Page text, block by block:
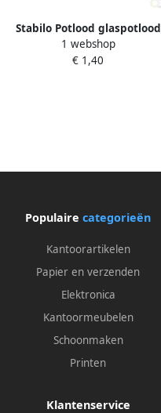
Stabilo Potlood glaspotlood
grafiet
1 webshop
€ 1,40
Populaire categorieën
Kantoorartikelen
Papier en verzenden
Elektronica
Kantoormeubelen
Schoonmaken
Printen
Klantenservice